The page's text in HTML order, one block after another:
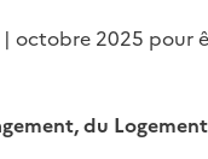
| octobre 2025 pour
du